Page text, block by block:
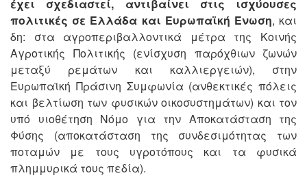
έχει σχεδιαστεί, αντιβαίνει στις ισχύουσες
πολιτικές σε Ελλάδα και Ευρωπαϊκή Ένωση, και
δη: στα αγροπεριβαλλοντικά μέτρα της Κοινής
Αγροτικής Πολιτικής (ενίσχυση παρόχθιων ζωνών
μεταξύ ρεμάτων και καλλιεργειών), στην
Ευρωπαϊκή Πράσινη Συμφωνία (ανθεκτικές πόλεις
και βελτίωση των φυσικών οικοσυστημάτων) και τον
υπό υιοθέτηση Νόμο για την Αποκατάσταση της
Φύσης (αποκατάσταση της συνδεσιμότητας των
ποταμών με τους υγροτόπους και τα φυσικά
πλημμυρικά τους πεδία).